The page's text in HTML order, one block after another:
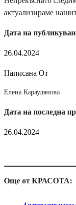
актуализираме
Дата на
26.04.2024
Написана От
Елена Караулянова
Дата на последна
26.04.2024
Още от КРАСОТА: